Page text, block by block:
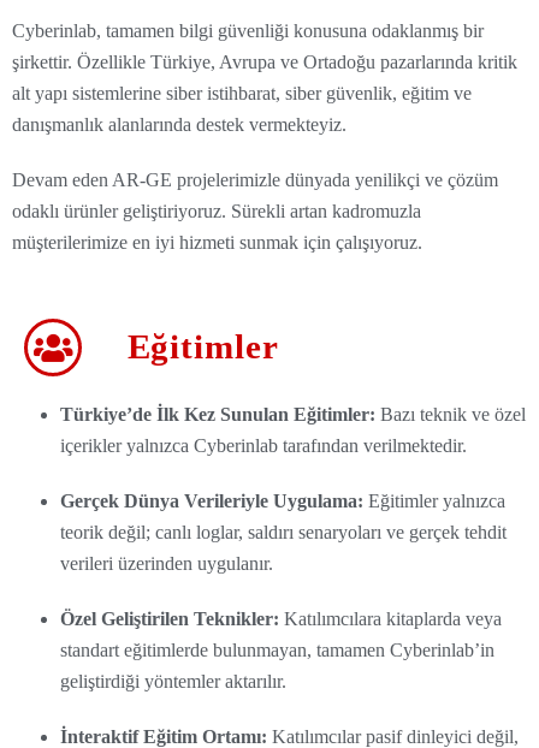
Cyberinlab, tamamen bilgi güvenliği konusuna odaklanmış bir
şirkettir. Özellikle Türkiye, Avrupa ve Ortadoğu pazarlarında kritik
alt yapı sistemlerine siber istihbarat, siber güvenlik, eğitim ve
danışmanlık alanlarında destek vermekteyiz.
Devam eden AR-GE projelerimizle dünyada yenilikçi ve çözüm
odaklı ürünler geliştiriyoruz. Sürekli artan kadromuzla
müşterilerimize en iyi hizmeti sunmak için çalışıyoruz.
Eğitimler
Türkiye’de İlk Kez Sunulan Eğitimler: Bazı teknik ve özel
içerikler yalnızca Cyberinlab tarafından verilmektedir.
Gerçek Dünya Verileriyle Uygulama: Eğitimler yalnızca
teorik değil; canlı loglar, saldırı senaryoları ve gerçek tehdit
verileri üzerinden uygulanır.
Özel Geliştirilen Teknikler: Katılımcılara kitaplarda veya
standart eğitimlerde bulunmayan, tamamen Cyberinlab’in
geliştirdiği yöntemler aktarılır.
İnteraktif Eğitim Ortamı: Katılımcılar pasif dinleyici değil,